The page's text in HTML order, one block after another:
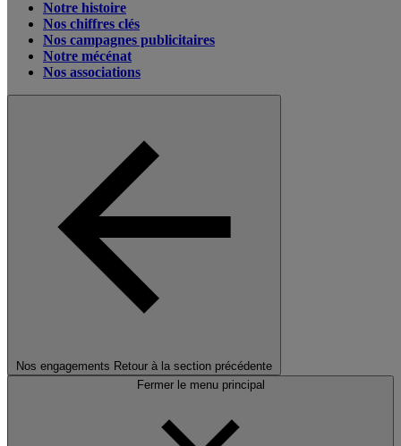
Notre histoire
Nos chiffres clés
Nos campagnes publicitaires
Notre mécénat
Nos associations
Nos engagements Retour à la section précédente
Fermer le menu principal